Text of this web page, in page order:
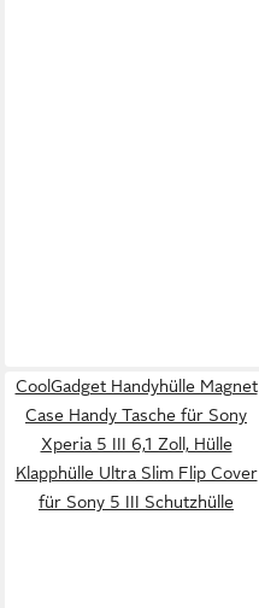
CoolGadget Handyhülle Magnet
Case Handy Tasche für Sony
Xperia 5 III 6,1 Zoll, Hülle
Klapphülle Ultra Slim Flip Cover
für Sony 5 III Schutzhülle